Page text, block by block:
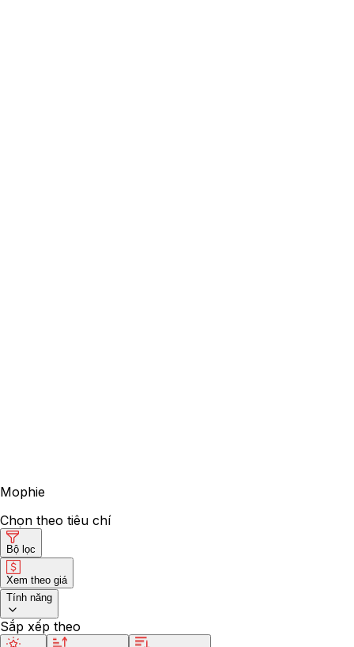
Mophie
Chọn theo tiêu chí
Bộ lọc
Xem theo giá
Tính năng
Sắp xếp theo